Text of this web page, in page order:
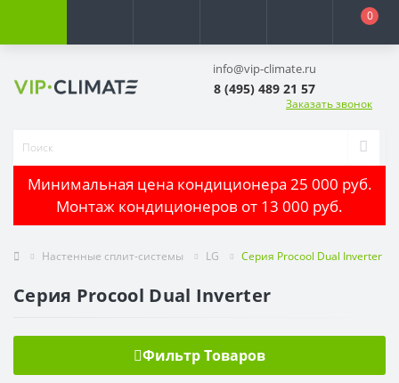
0
info@vip-climate.ru
8 (495) 489 21 57
Заказать звонок
Минимальная цена кондиционера 25 000 руб.
Монтаж кондиционеров от 13 000 руб.
Настенные сплит-системы LG Серия Procool Dual Inverter
Серия Procool Dual Inverter
Фильтр Товаров